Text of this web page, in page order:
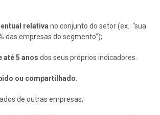
relativa no conjunto do setor (ex.: “sua
das empresas do segmento”);
até 5 anos dos seus próprios indicadores.
ou compartilhado:
de outras empresas;